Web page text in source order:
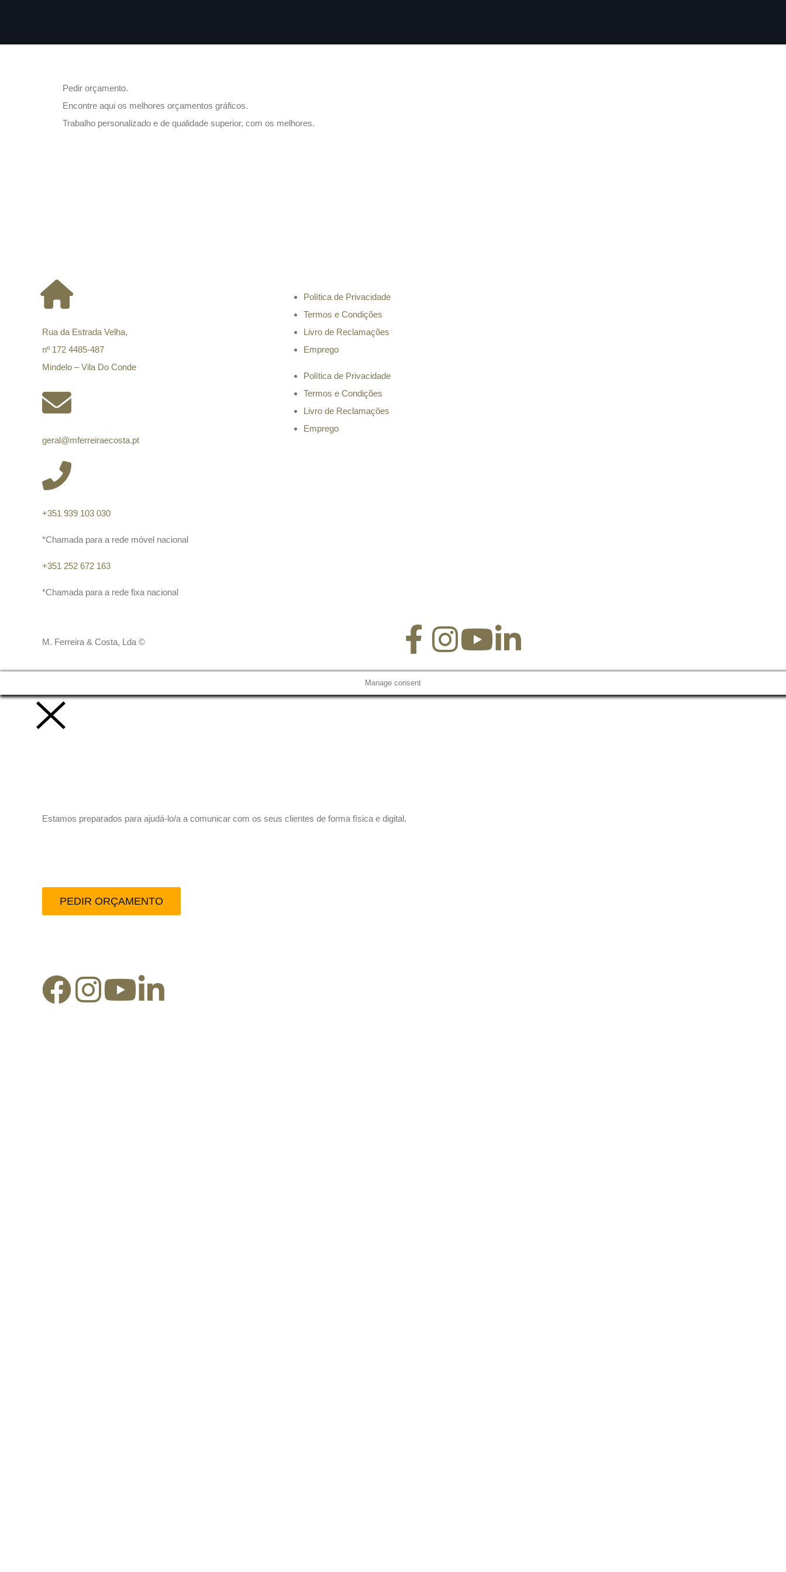
Pedir orçamento.
Encontre aqui os melhores orçamentos gráficos.
Trabalho personalizado e de qualidade superior, com os melhores.
Rua da Estrada Velha,
nº 172 4485-487
Mindelo – Vila Do Conde
geral@mferreiraecosta.pt
+351 939 103 030
*Chamada para a rede móvel nacional
+351 252 672 163
*Chamada para a rede fixa nacional
Política de Privacidade
Termos e Condições
Livro de Reclamações
Emprego
Política de Privacidade
Termos e Condições
Livro de Reclamações
Emprego
M. Ferreira & Costa, Lda ©
Manage consent
Estamos preparados para ajudá-lo/a a comunicar com os seus clientes de forma física e digital.
PEDIR ORÇAMENTO